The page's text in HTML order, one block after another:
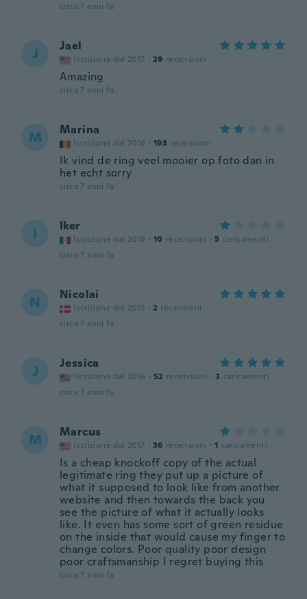
circa 7 anni fa
J Jael
Iscrizione dal 2017 · 29 recensioni
Amazing
circa 7 anni fa
M Marina
Iscrizione dal 2016 · 193 recensioni
Ik vind de ring veel mooier op foto dan in
het echt sorry
circa 7 anni fa
I Iker
Iscrizione dal 2018 · 10 recensioni · 5 caricamenti
circa 7 anni fa
N Nicolai
Iscrizione dal 2012 · 2 recensioni
circa 7 anni fa
J Jessica
Iscrizione dal 2016 · 52 recensioni · 3 caricamenti
circa 7 anni fa
M Marcus
Iscrizione dal 2017 · 36 recensioni · 1 caricamenti
Is a cheap knockoff copy of the actual
legitimate ring they put up a picture of
what it supposed to look like from another
website and then towards the back you
see the picture of what it actually looks
like. It even has some sort of green residue
on the inside that would cause my finger to
change colors. Poor quality poor design
poor craftsmanship I regret buying this
circa 7 anni fa